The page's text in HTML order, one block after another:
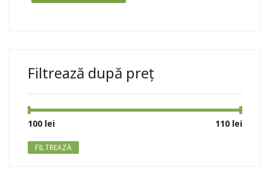
Filtrează după preț
Preț
Preț
FILTREAZĂ
100 lei 110 lei